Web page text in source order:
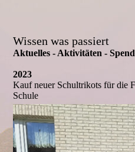
Wissen was passiert
Aktuelles - Aktivitäten -
2023
Kauf neuer Schultrikots für die
Schule